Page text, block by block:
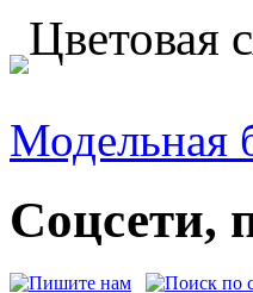
Перейти к основному
Цветовая
Модельная
Соцсети,